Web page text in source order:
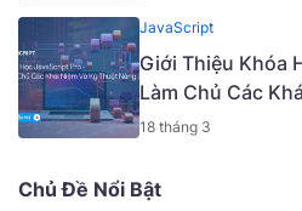
JavaScript
Giới Thiệu Khóa
Làm Chủ Các
Nâng Cao [Mã -
18 tháng 3
Chủ Đề Nổi Bật